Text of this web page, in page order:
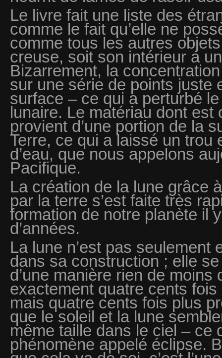
Le livre fait une liste des
comme le fait qu’elle ne
comme tous les autres
creuse, soit son intérieur a
Bizarrement, la
sur une série de points juste
surface – ce qui a perturbé
lunaire. Le matériau dont est
provient d’une portion de la
Terre, ce qui a laissé un trou
d’eau, que nous appelons
Pacifique.
La création de la lune grâce
par la terre s’est faite très
formation de notre planète il
d’années.
La lune n’est pas seulement
dans sa construction ; elle
d’une manière rien de
exactement quatre cents
mais quatre cents fois plus
que le soleil et la lune
même taille dans le ciel – ce
phénomène appelé éclipse.